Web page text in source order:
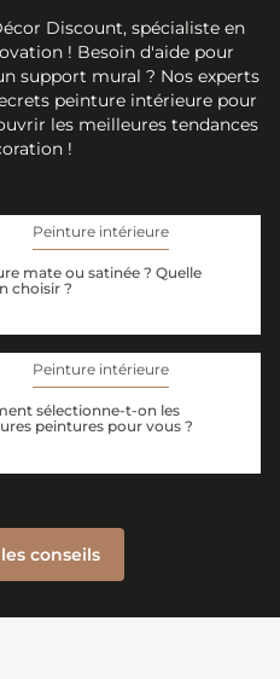
Discount, spécialiste en
! Besoin d'aide pour
support mural ? Nos experts
peinture intérieure pour
les meilleures tendances
!
Peinture intérieure
mate ou satinée ? Quelle
choisir ?
Peinture intérieure
sélectionne-t-on les
peintures pour vous ?
conseils